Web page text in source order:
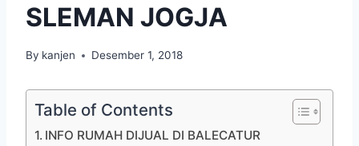
SLEMAN JOGJA
By kanjen Desember 1, 2018
Table of Contents
INFO RUMAH DIJUAL DI BALECATUR